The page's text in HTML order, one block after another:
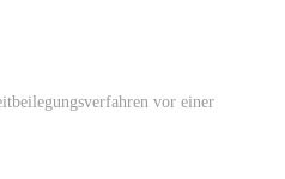
vor einer